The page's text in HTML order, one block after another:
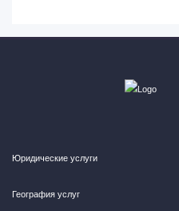
Юридические услуги
География услуг